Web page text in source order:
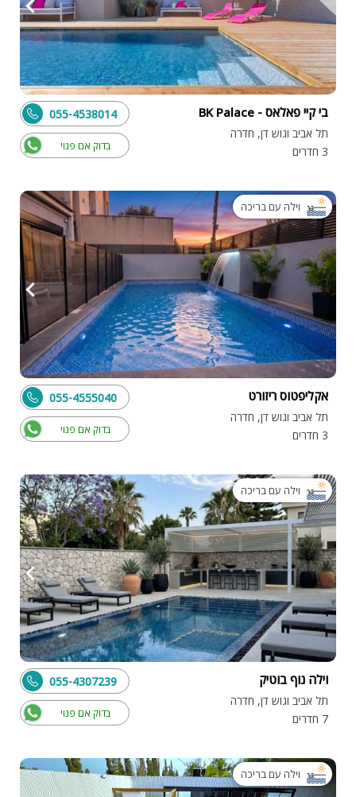
בי קיי פאלאס - BK Palace
תל אביב וגוש דן, חדרה
3 חדרים
בדוק אם פנוי
055-4538014
וילה עם בריכה
אקליפטוס ריזורט
תל אביב וגוש דן, חדרה
3 חדרים
בדוק אם פנוי
055-4555040
וילה עם בריכה
וילה נוף בוטיק
תל אביב וגוש דן, חדרה
7 חדרים
בדוק אם פנוי
055-4307239
וילה עם בריכה